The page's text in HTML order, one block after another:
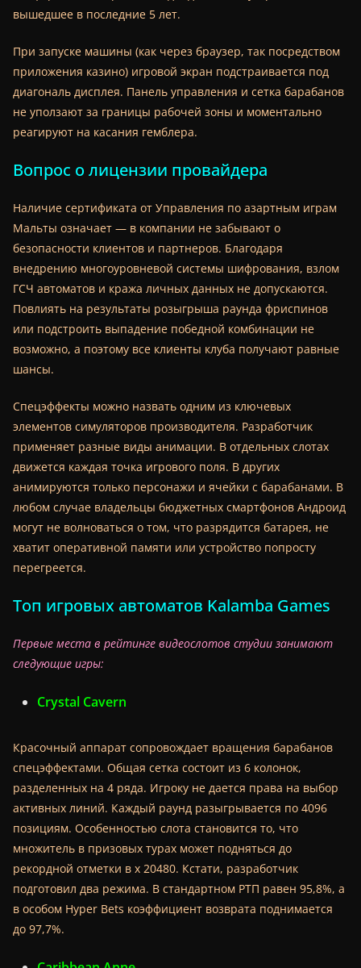
вышедшее в последние 5 лет.
При запуске машины (как через браузер, так посредством
приложения казино) игровой экран подстраивается под
диагональ дисплея. Панель управления и сетка барабанов
не уползают за границы рабочей зоны и моментально
реагируют на касания гемблера.
Вопрос о лицензии провайдера
Наличие сертификата от Управления по азартным играм
Мальты означает — в компании не забывают о
безопасности клиентов и партнеров. Благодаря
внедрению многоуровневой системы шифрования, взлом
ГСЧ автоматов и кража личных данных не допускаются.
Повлиять на результаты розыгрыша раунда фриспинов
или подстроить выпадение победной комбинации не
возможно, а поэтому все клиенты клуба получают равные
шансы.
Спецэффекты можно назвать одним из ключевых
элементов симуляторов производителя. Разработчик
применяет разные виды анимации. В отдельных слотах
движется каждая точка игрового поля. В других
анимируются только персонажи и ячейки с барабанами. В
любом случае владельцы бюджетных смартфонов Андроид
могут не волноваться о том, что разрядится батарея, не
хватит оперативной памяти или устройство попросту
перегреется.
Топ игровых автоматов Kalamba Games
Первые места в рейтинге видеослотов студии занимают
следующие игры:
Crystal Cavern
Красочный аппарат сопровождает вращения барабанов
спецэффектами. Общая сетка состоит из 6 колонок,
разделенных на 4 ряда. Игроку не дается права на выбор
активных линий. Каждый раунд разыгрывается по 4096
позициям. Особенностью слота становится то, что
множитель в призовых турах может подняться до
рекордной отметки в х 20480. Кстати, разработчик
подготовил два режима. В стандартном РТП равен 95,8%, а
в особом Hyper Bets коэффициент возврата поднимается
до 97,7%.